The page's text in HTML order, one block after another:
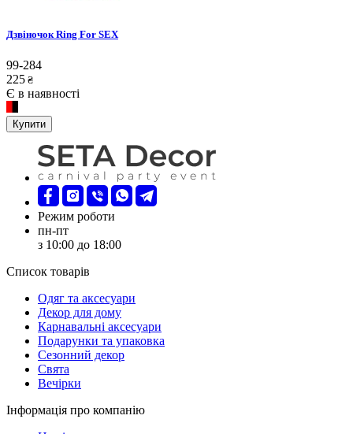
Дзвіночок Ring For SEX
99-284
225 ₴
Є в наявності
Купити
Режим роботи
пн-пт
з 10:00 до 18:00
Список товарів
Oдяг та аксесуари
Декор для дому
Карнавальні аксесуари
Подарунки та упаковка
Сезонний декор
Свята
Вечірки
Інформація про компанію